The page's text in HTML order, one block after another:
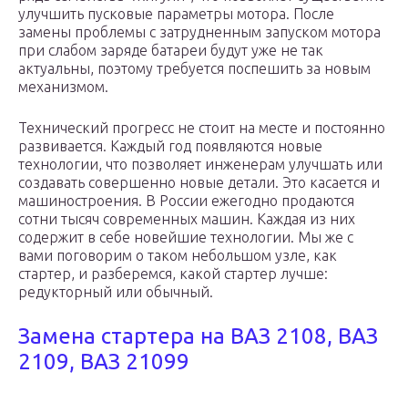
улучшить пусковые параметры мотора. После
замены проблемы с затрудненным запуском мотора
при слабом заряде батареи будут уже не так
актуальны, поэтому требуется поспешить за новым
механизмом.
Технический прогресс не стоит на месте и постоянно
развивается. Каждый год появляются новые
технологии, что позволяет инженерам улучшать или
создавать совершенно новые детали. Это касается и
машиностроения. В России ежегодно продаются
сотни тысяч современных машин. Каждая из них
содержит в себе новейшие технологии. Мы же с
вами поговорим о таком небольшом узле, как
стартер, и разберемся, какой стартер лучше:
редукторный или обычный.
Замена стартера на ВАЗ 2108, ВАЗ
2109, ВАЗ 21099